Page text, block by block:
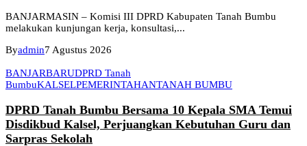
BANJARMASIN – Komisi III DPRD Kabupaten Tanah Bumbu
melakukan kunjungan kerja, konsultasi,...
Byadmin7 Agustus 2026
BANJARBARUDPRD Tanah
BumbuKALSELPEMERINTAHANTANAH BUMBU
DPRD Tanah Bumbu Bersama 10 Kepala SMA Temui
Disdikbud Kalsel, Perjuangkan Kebutuhan Guru dan
Sarpras Sekolah